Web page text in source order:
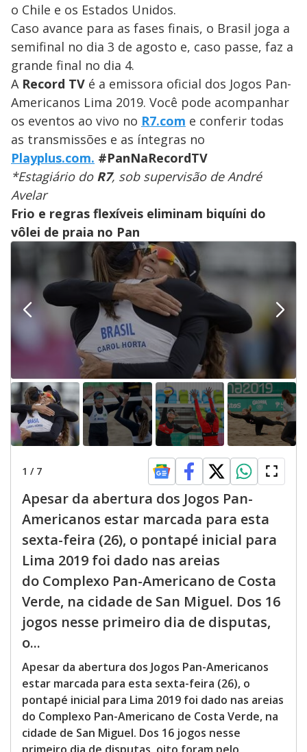
o Chile e os Estados Unidos.
Caso avance para as fases finais, o Brasil joga a
semifinal no dia 3 de agosto e, caso passe, faz a
grande final no dia 4.
A Record TV é a emissora oficial dos Jogos Pan-
Americanos Lima 2019. Você pode acompanhar
os eventos ao vivo no R7.com e conferir todas
as transmissões e as íntegras no
Playplus.com. #PanNaRecordTV
*Estagiário doR7, sob supervisão de André
Avelar
Frio e regras flexíveis eliminam biquíni do
vôlei de praia no Pan
1 / 7
Apesar da abertura dos Jogos Pan-
Americanos estar marcada para esta
sexta-feira (26), o pontapé inicial para
Lima 2019 foi dado nas areias
do Complexo Pan-Americano de Costa
Verde, na cidade de San Miguel. Dos 16
jogos nesse primeiro dia de disputas,
o...
Apesar da abertura dos Jogos Pan-Americanos
estar marcada para esta sexta-feira (26), o
pontapé inicial para Lima 2019 foi dado nas areias
do Complexo Pan-Americano de Costa Verde, na
cidade de San Miguel. Dos 16 jogos nesse